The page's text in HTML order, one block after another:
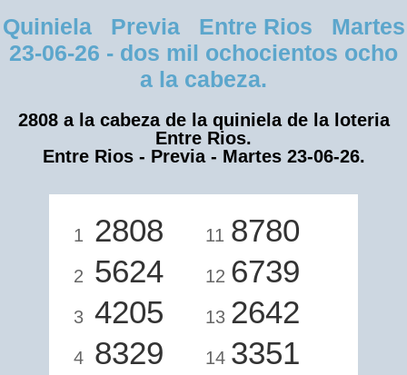
Quiniela Previa Entre Rios Martes
23-06-26 - dos mil ochocientos ocho
a la cabeza.
2808 a la cabeza de la quiniela de la loteria
Entre Rios.
Entre Rios - Previa - Martes 23-06-26.
1 2808
2 5624
3 4205
4 8329
11 8780
12 6739
13 2642
14 3351